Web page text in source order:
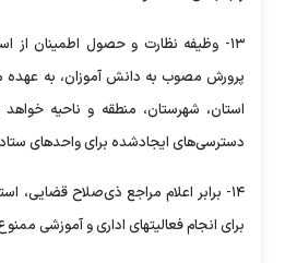
۱۳- وظیفه نظارت و حصول اطمینان از
پرورش مصوب به دانش آموزان، به
استان، شهرستان، منطقه و ناحیه خواهد
دسترسی‌های ایجادشده برای واحدهای
۱۴- برابر اعلام مراجع ذی‌صلاح قضایی،
برای انجام فعالیتهای اداری و آموزشی